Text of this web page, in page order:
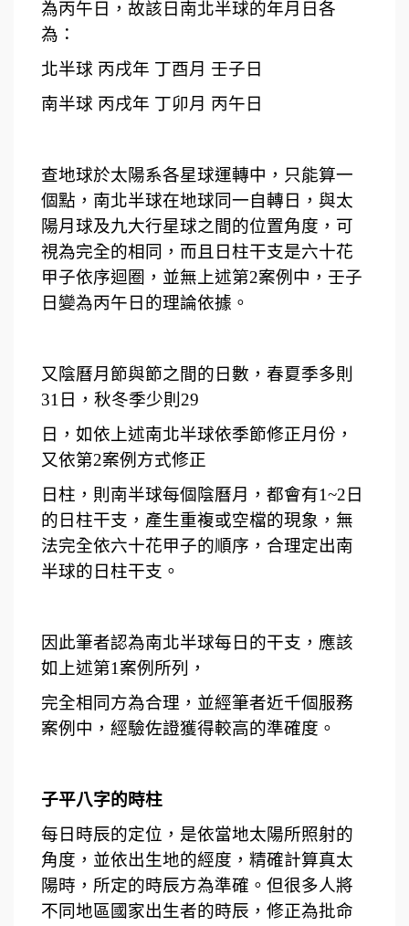
為丙午日，故該日南北半球的年月日各
為：
北半球 丙戌年 丁酉月 壬子日
南半球 丙戌年 丁卯月 丙午日
查地球於太陽系各星球運轉中，只能算一
個點，南北半球在地球同一自轉日，與太
陽月球及九大行星球之間的位置角度，可
視為完全的相同，而且日柱干支是六十花
甲子依序迴圈，並無上述第2案例中，壬子
日變為丙午日的理論依據。
又陰曆月節與節之間的日數，春夏季多則
31日，秋冬季少則29
日，如依上述南北半球依季節修正月份，
又依第2案例方式修正
日柱，則南半球每個陰曆月，都會有1~2日
的日柱干支，產生重複或空檔的現象，無
法完全依六十花甲子的順序，合理定出南
半球的日柱干支。
因此筆者認為南北半球每日的干支，應該
如上述第1案例所列，
完全相同方為合理，並經筆者近千個服務
案例中，經驗佐證獲得較高的準確度。
子平八字的時柱
每日時辰的定位，是依當地太陽所照射的
角度，並依出生地的經度，精確計算真太
陽時，所定的時辰方為準確。但很多人將
不同地區國家出生者的時辰，修正為批命